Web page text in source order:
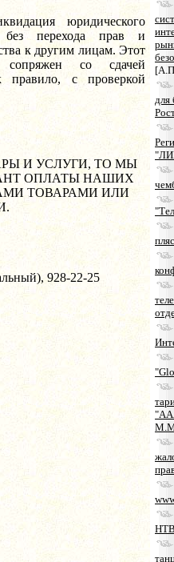
юридического
без перехода прав и
к другим лицам. Этот
сопряжен со сдачей
правило, с проверкой
И УСЛУГИ, ТО МЫ
ОПЛАТЫ НАШИХ
ТОВАРАМИ ИЛИ
928-22-25
для